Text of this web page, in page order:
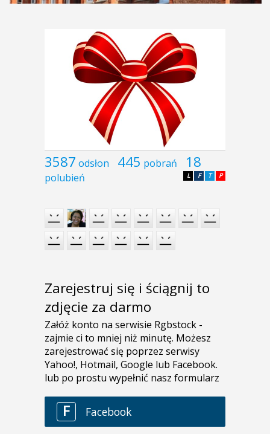
3587 odsłon 445 pobrań 18
polubień P
T
F
L
Zarejestruj się i ściągnij to
zdjęcie za darmo